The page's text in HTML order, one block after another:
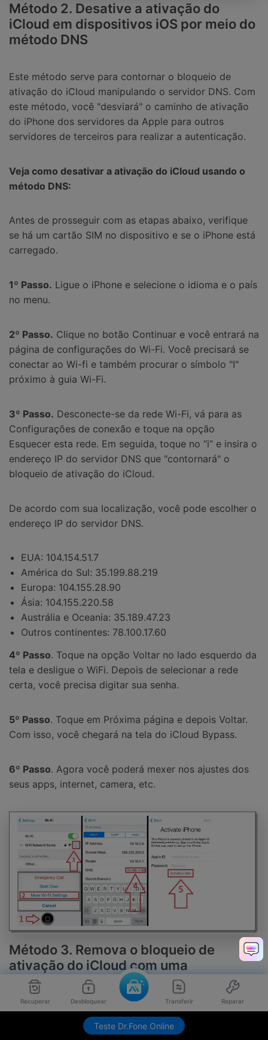
Recuperar Desbloquear Transferir Reparar
Teste Dr.Fone Online
Método 2. Desative a ativação do
iCloud em dispositivos iOS por meio do
método DNS
Este método serve para contornar o bloqueio de
ativação do iCloud manipulando o servidor DNS. Com
este método, você "desviará" o caminho de ativação
do iPhone dos servidores da Apple para outros
servidores de terceiros para realizar a autenticação.
Veja como desativar a ativação do iCloud usando o
método DNS:
Antes de prosseguir com as etapas abaixo, verifique
se há um cartão SIM no dispositivo e se o iPhone está
carregado.
1º Passo. Ligue o iPhone e selecione o idioma e o país
no menu.
2º Passo. Clique no botão Continuar e você entrará na
página de configurações do Wi-Fi. Você precisará se
conectar ao Wi-fi e também procurar o símbolo "I"
próximo à guia Wi-Fi.
3º Passo. Desconecte-se da rede Wi-Fi, vá para as
Configurações de conexão e toque na opção
Esquecer esta rede. Em seguida, toque no “i” e insira o
endereço IP do servidor DNS que "contornará" o
bloqueio de ativação do iCloud.
De acordo com sua localização, você pode escolher o
endereço IP do servidor DNS.
EUA: 104.154.51.7
América do Sul: 35.199.88.219
Europa: 104.155.28.90
Ásia: 104.155.220.58
Austrália e Oceania: 35.189.47.23
Outros continentes: 78.100.17.60
4º Passo. Toque na opção Voltar no lado esquerdo da
tela e desligue o WiFi. Depois de selecionar a rede
certa, você precisa digitar sua senha.
5º Passo. Toque em Próxima página e depois Voltar.
Com isso, você chegará na tela do iCloud Bypass.
6º Passo. Agora você poderá mexer nos ajustes dos
seus apps, internet, camera, etc.
Método 3. Remova o bloqueio de
ativação do iCloud com uma
ferramenta de desbloqueio FRP
O Dr.Fone - Desbloquear tela funciona como um
excelente software para remover o bloqueio de